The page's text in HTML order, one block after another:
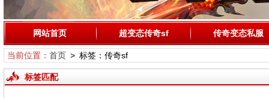
网站首页 超变态传奇sf 传奇变态私服
当前位置： 首页> 标签：传奇sf
标签匹配